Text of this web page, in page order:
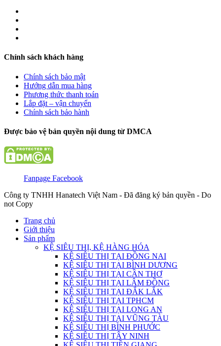
Chính sách khách hàng
Chính sách bảo mật
Hướng dẫn mua hàng
Phương thức thanh toán
Lắp đặt – vận chuyển
Chính sách bảo hành
Được bảo vệ bản quyền nội dung từ DMCA
Fanpage Facebook
Công ty TNHH Hanatech Việt Nam - Đã đăng ký bản quyền - Do
not Copy
Trang chủ
Giới thiệu
Sản phẩm
KỆ SIÊU THỊ, KỆ HÀNG HÓA
KỆ SIÊU THỊ TẠI ĐỒNG NAI
KỆ SIÊU THỊ TẠI BÌNH DƯƠNG
KỆ SIÊU THỊ TẠI CẦN THƠ
KỆ SIÊU THỊ TẠI LÂM ĐỒNG
KỆ SIÊU THỊ TẠI ĐẮK LẮK
KỆ SIÊU THỊ TẠI TPHCM
KỆ SIÊU THỊ TẠI LONG AN
KỆ SIÊU THỊ TẠI VŨNG TÀU
KỆ SIÊU THỊ BÌNH PHƯỚC
KỆ SIÊU THỊ TÂY NINH